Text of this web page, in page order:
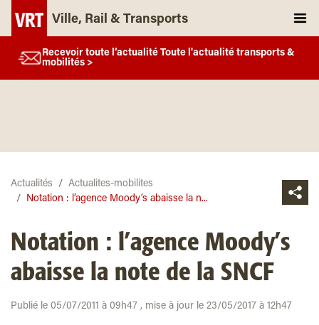
Ville, Rail & Transports
Recevoir toute l’actualité Toute l'actualité transports &
mobilités >
Actualités
Actualites-mobilites
Notation : l’agence Moody’s abaisse la n...
Notation : l’agence Moody’s
abaisse la note de la SNCF
Publié le 05/07/2011 à 09h47 , mise à jour le 23/05/2017 à 12h47